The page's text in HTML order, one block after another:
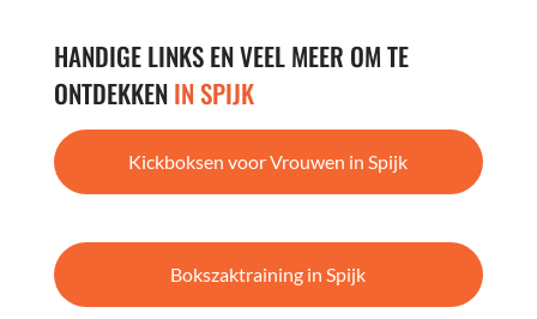
HANDIGE LINKS EN VEEL MEER OM TE
ONTDEKKENIN SPIJK
Kickboksen voor Vrouwen in Spijk
Bokszaktraining in Spijk